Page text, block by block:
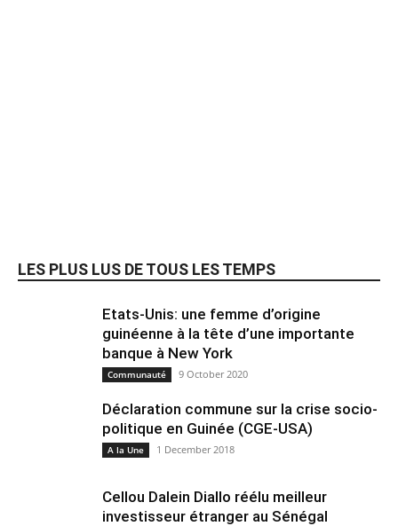
LES PLUS LUS DE TOUS LES TEMPS
Etats-Unis: une femme d’origine
guinéenne à la tête d’une importante
banque à New York
Communauté 9 October 2020
Déclaration commune sur la crise socio-
politique en Guinée (CGE-USA)
A la Une 1 December 2018
Cellou Dalein Diallo réélu meilleur
investisseur étranger au Sénégal